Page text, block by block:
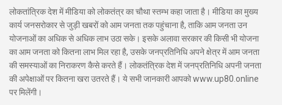
लोकतांत्रिक देश में मीडिया को लोकतंत्र का चौथा स्तम्भ कहा जाता है। मीडिया का मुख्य
कार्य जनसरोकार से जुड़ी खबरों को आम जनता तक पहुंचाना है, ताकि आम जनता उन
योजनाओं का अधिक से अधिक लाभ उठा सके। इसके अलावा सरकार की किसी भी योजना
का आम जनता को कितना लाभ मिल रहा है, उसके जनप्रतिनिधि अपने क्षेत्र में आम जनता
की समस्याओं का निराकरण कैसे करते हैं। लोकतंत्रिक देश में जनप्रतिनिधि अपनी जनता
की अपेक्षाओं पर कितना खरा उतरते हैं। ये सभी जानकारी आपको www.up80.online
पर मिलेंगी।